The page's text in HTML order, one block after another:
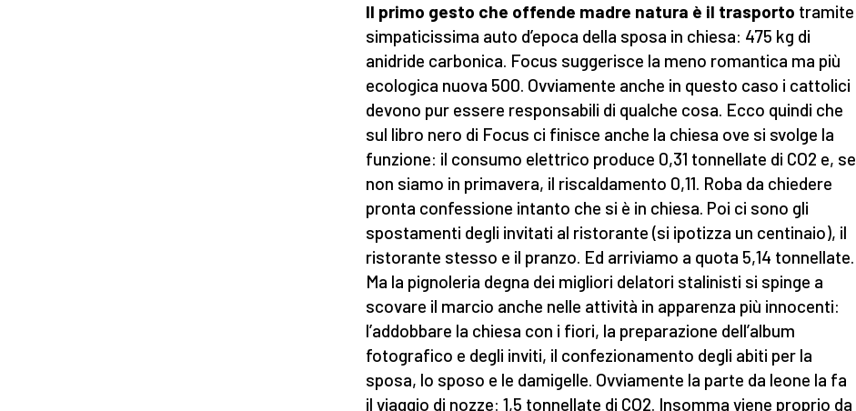
Il primo gesto che offende madre natura è il trasporto tramite
simpaticissima auto d’epoca della sposa in chiesa: 475 kg di
anidride carbonica. Focus suggerisce la meno romantica ma più
ecologica nuova 500. Ovviamente anche in questo caso i cattolici
devono pur essere responsabili di qualche cosa. Ecco quindi che
sul libro nero di Focus ci finisce anche la chiesa ove si svolge la
funzione: il consumo elettrico produce 0,31 tonnellate di CO2 e, se
non siamo in primavera, il riscaldamento 0,11. Roba da chiedere
pronta confessione intanto che si è in chiesa. Poi ci sono gli
spostamenti degli invitati al ristorante (si ipotizza un centinaio), il
ristorante stesso e il pranzo. Ed arriviamo a quota 5,14 tonnellate.
Ma la pignoleria degna dei migliori delatori stalinisti si spinge a
scovare il marcio anche nelle attività in apparenza più innocenti:
l’addobbare la chiesa con i fiori, la preparazione dell’album
fotografico e degli inviti, il confezionamento degli abiti per la
sposa, lo sposo e le damigelle. Ovviamente la parte da leone la fa
il viaggio di nozze: 1,5 tonnellate di CO2. Insomma viene proprio da